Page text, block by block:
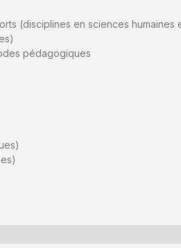
(disciplines en sciences humaines
pédagogiques